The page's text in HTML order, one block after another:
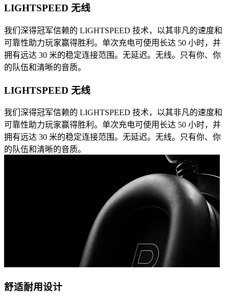
LIGHTSPEED 无线
我们深得冠军信赖的 LIGHTSPEED 技术，以其非凡的速度和
可靠性助力玩家赢得胜利。单次充电可使用长达 50 小时，并
拥有远达 30 米的稳定连接范围。无延迟。无线。只有你、你
的队伍和清晰的音质。
LIGHTSPEED 无线
我们深得冠军信赖的 LIGHTSPEED 技术，以其非凡的速度和
可靠性助力玩家赢得胜利。单次充电可使用长达 50 小时，并
拥有远达 30 米的稳定连接范围。无延迟。无线。只有你、你
的队伍和清晰的音质。
舒适耐用设计